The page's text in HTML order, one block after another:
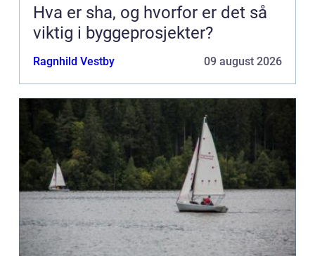
Hva er sha, og hvorfor er det så
viktig i byggeprosjekter?
Ragnhild Vestby 09 august 2026